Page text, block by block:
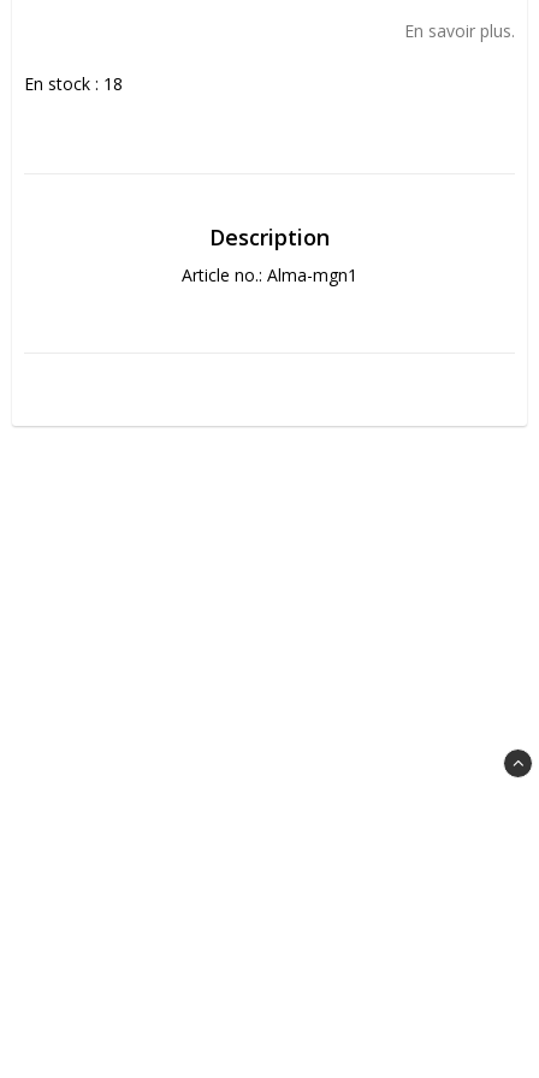
En savoir plus.
En stock : 18
Description
Article no.: Alma-mgn1